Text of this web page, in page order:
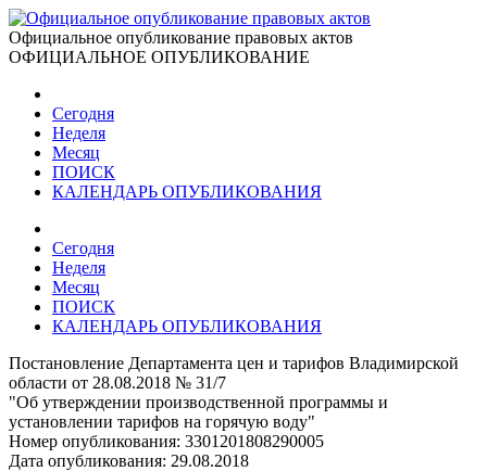
Официальное опубликование правовых актов
ОФИЦИАЛЬНОЕ ОПУБЛИКОВАНИЕ
Сегодня
Неделя
Месяц
ПОИСК
КАЛЕНДАРЬ ОПУБЛИКОВАНИЯ
Сегодня
Неделя
Месяц
ПОИСК
КАЛЕНДАРЬ ОПУБЛИКОВАНИЯ
Постановление Департамента цен и тарифов Владимирской
области от 28.08.2018 № 31/7
"Об утверждении производственной программы и
установлении тарифов на горячую воду"
Номер опубликования: 3301201808290005
Дата опубликования: 29.08.2018